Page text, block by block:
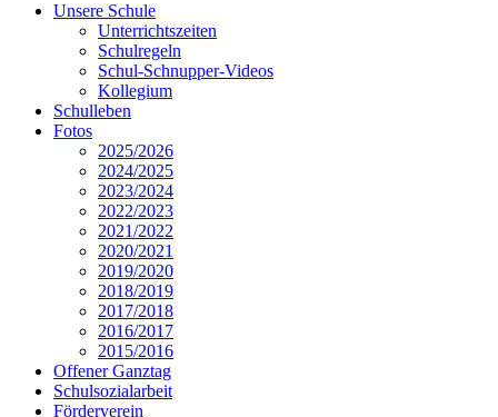
Unsere Schule
Unterrichtszeiten
Schulregeln
Schul-Schnupper-Videos
Kollegium
Schulleben
Fotos
2025/2026
2024/2025
2023/2024
2022/2023
2021/2022
2020/2021
2019/2020
2018/2019
2017/2018
2016/2017
2015/2016
Offener Ganztag
Schulsozialarbeit
Förderverein